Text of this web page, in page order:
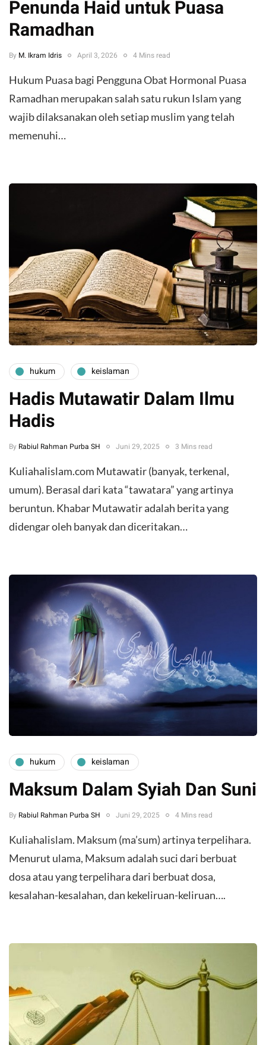
Penunda Haid untuk Puasa
Ramadhan
By M. Ikram Idris April 3, 2026 4 Mins read
Hukum Puasa bagi Pengguna Obat Hormonal ​Puasa
Ramadhan merupakan salah satu rukun Islam yang
wajib dilaksanakan oleh setiap muslim yang telah
memenuhi…
hukum keislaman
Hadis Mutawatir Dalam Ilmu
Hadis
By Rabiul Rahman Purba SH Juni 29, 2025 3 Mins read
Kuliahalislam.com Mutawatir (banyak, terkenal,
umum). Berasal dari kata “tawatara” yang artinya
beruntun. Khabar Mutawatir adalah berita yang
didengar oleh banyak dan diceritakan…
hukum keislaman
Maksum Dalam Syiah Dan Suni
By Rabiul Rahman Purba SH Juni 29, 2025 4 Mins read
Kuliahalislam. Maksum (ma’sum) artinya terpelihara.
Menurut ulama, Maksum adalah suci dari berbuat
dosa atau yang terpelihara dari berbuat dosa,
kesalahan-kesalahan, dan kekeliruan-keliruan….